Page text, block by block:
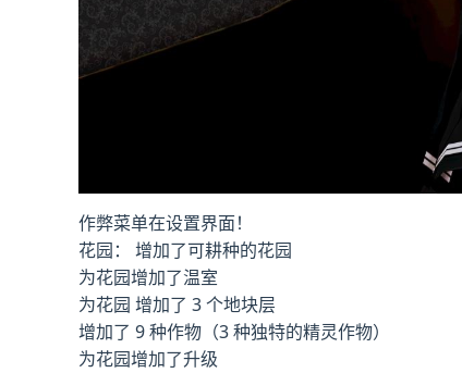
作弊菜单在设置界面！
花园： 增加了可耕种的花园
为花园增加了温室
为花园 增加了 3 个地块层
增加了 9 种作物（3 种独特的精灵作物）
为花园增加了升级